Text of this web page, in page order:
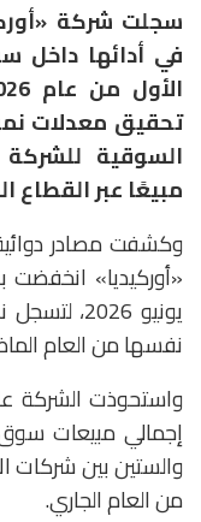
سجلت شركة
في أدائها داخل
تحقيق معدلات
السوقية
مبيعًا عبر القطاع
وكشفت مصادر
نفسها من العام
إجمالي مبيعات سوق
والستين بين شركات
من العام الجاري.